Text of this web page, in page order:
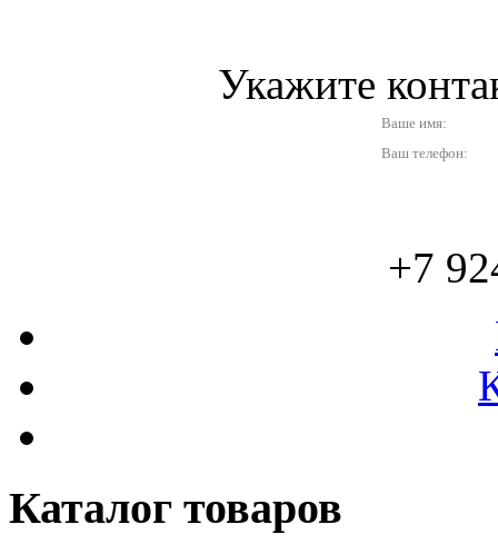
Укажите
Ваше имя:
Ваш телефон:
+7
Каталог товаров